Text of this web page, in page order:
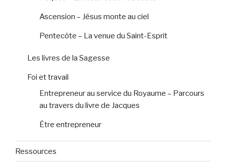
Ascension – Jésus monte au ciel
Pentecôte – La venue du Saint-Esprit
Les livres de la Sagesse
Foi et travail
Entrepreneur au service du Royaume – Parcours
au travers du livre de Jacques
Être entrepreneur
Ressources